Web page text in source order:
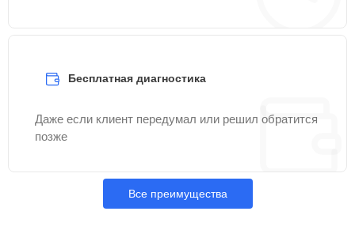
Бесплатная диагностика
Даже если клиент передумал или решил обратится
позже
Все преимущества